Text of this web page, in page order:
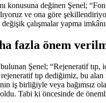
konusuna değinen Şenel;
ve ona göre
çalışmalar yapma
fazla önem
Şenel; “Rejeneratif
tıp dediğimiz, bu
iş birliğiyle veya bağımsız
Tabi ki öncesinde de